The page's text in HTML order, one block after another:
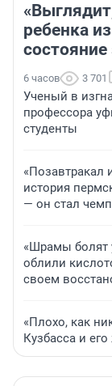
ребенка
6 часов 3 701
Ученый в
профессора
студенты
«Позавтракал
история
— он стал
«Шрамы болят
облили
своем
«Плохо, как
Кузбасса и